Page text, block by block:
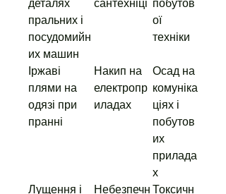
пральних і
посудомийн
их машин
ої
техніки
Іржаві
плями на
одязі при
пранні
Накип на
електропр
иладах
Осад на
комуніка
ціях і
побутов
их
прилада
х
Лущення і
НебезпечнТоксичн